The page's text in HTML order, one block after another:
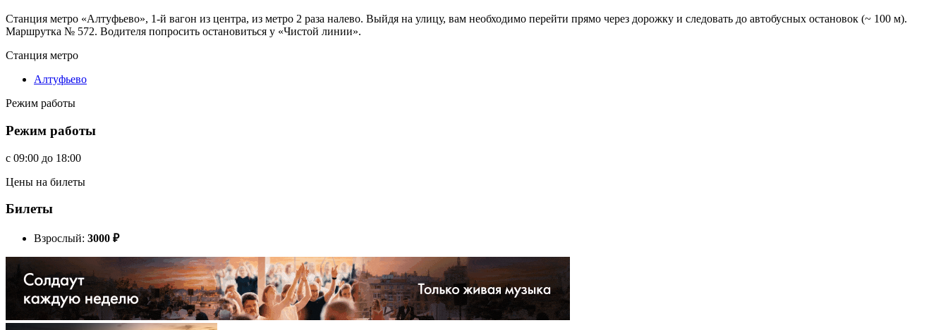
Станция метро «Алтуфьево», 1-й вагон из центра, из метро 2 раза налево. Выйдя на улицу, вам необходимо перейти прямо через дорожку и следовать до автобусных остановок (~ 100 м).
Маршрутка № 572. Водителя попросить остановиться у «Чистой линии».
Станция метро
Алтуфьево
Режим работы
Режим работы
c 09:00 до 18:00
Цены на билеты
Билеты
Взрослый: 3000 ₽